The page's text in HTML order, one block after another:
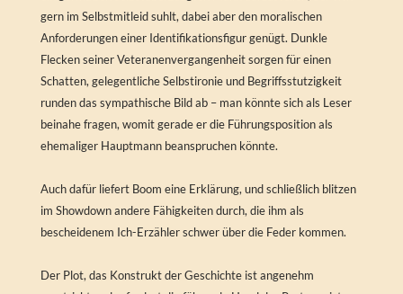
gern im Selbstmitleid suhlt, dabei aber den moralischen
Anforderungen einer Identifikationsfigur genügt. Dunkle
Flecken seiner Veteranenvergangenheit sorgen für einen
Schatten, gelegentliche Selbstironie und Begriffsstutzigkeit
runden das sympathische Bild ab – man könnte sich als Leser
beinahe fragen, womit gerade er die Führungsposition als
ehemaliger Hauptmann beanspruchen könnte.
Auch dafür liefert Boom eine Erklärung, und schließlich blitzen
im Showdown andere Fähigkeiten durch, die ihm als
bescheidenem Ich-Erzähler schwer über die Feder kommen.
Der Plot, das Konstrukt der Geschichte ist angenehm